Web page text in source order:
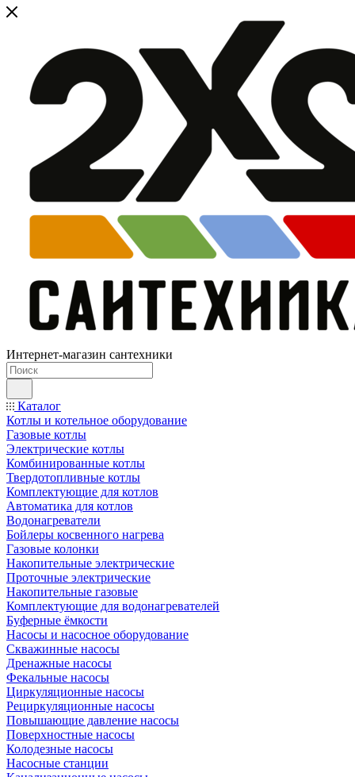
Интернет-магазин сантехники
Каталог
Котлы и котельное оборудование
Газовые котлы
Электрические котлы
Комбинированные котлы
Твердотопливные котлы
Комплектующие для котлов
Автоматика для котлов
Водонагреватели
Бойлеры косвенного нагрева
Газовые колонки
Накопительные электрические
Проточные электрические
Накопительные газовые
Комплектующие для водонагревателей
Буферные ёмкости
Насосы и насосное оборудование
Скважинные насосы
Дренажные насосы
Фекальные насосы
Циркуляционные насосы
Рециркуляционные насосы
Повышающие давление насосы
Поверхностные насосы
Колодезные насосы
Насосные станции